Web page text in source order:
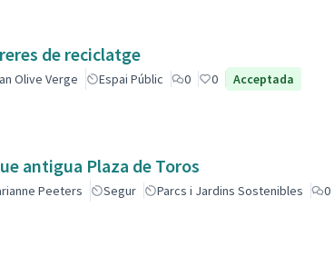
de reciclatge
Olive Verge Espai Públic 0 0 Acceptada
antigua Plaza de Toros
Peeters Segur Parcs i Jardins Sostenibles 0